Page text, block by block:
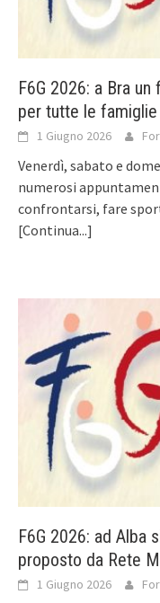
F6G 2026: a Bra
per tutte le famiglie
1 Giugno 2026
Venerdì, sabato e
numerosi
confrontarsi, fare
[Continua...]
F6G 2026: ad Alba
proposto da Rete
1 Giugno 2026